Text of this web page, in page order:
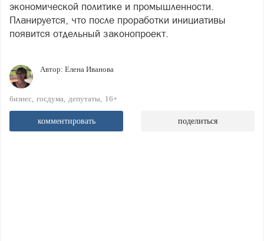
экономической политике и промышленности.
Планируется, что после проработки инициативы
появится отдельный законопроект.
Автор: Елена Иванова
бизнес госдума депутаты 16+
комментировать поделиться